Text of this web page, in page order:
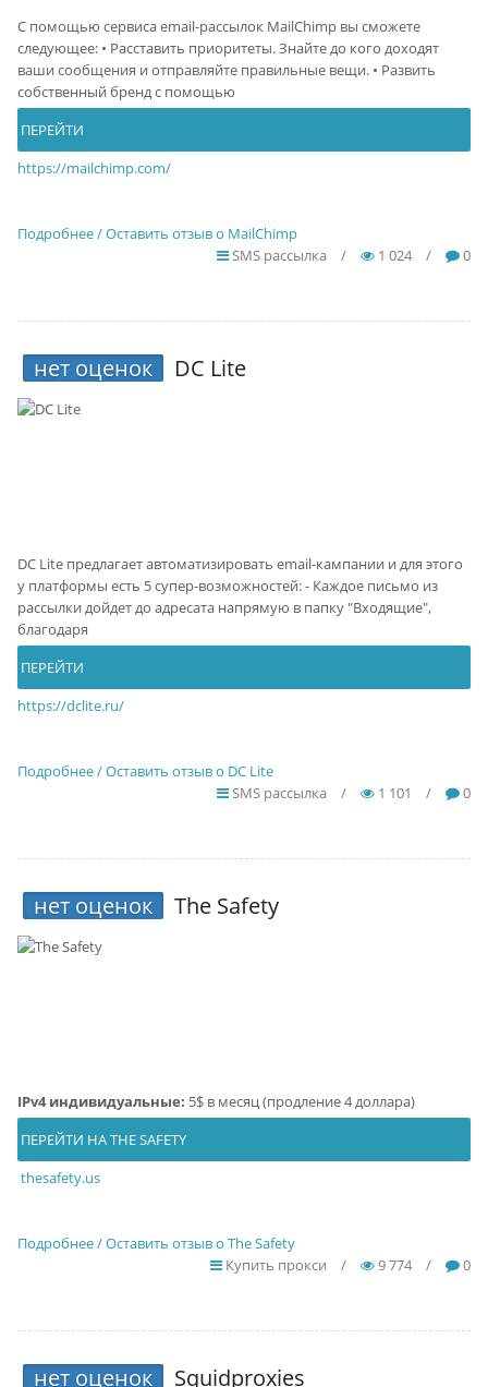
С помощью сервиса email-рассылок MailChimp вы сможете
следующее: • Расставить приоритеты. Знайте до кого доходят
ваши сообщения и отправляйте правильные вещи. • Развить
собственный бренд с помощью
ПЕРЕЙТИ
https://mailchimp.com/
Подробнее / Оставить отзыв о MailChimp
SMS рассылка
/ 1 024 / 0
нет оценок DC Lite
DC Lite предлагает автоматизировать email-кампании и для этого
у платформы есть 5 супер-возможностей: - Каждое письмо из
рассылки дойдет до адресата напрямую в папку "Входящие",
благодаря
ПЕРЕЙТИ
https://dclite.ru/
Подробнее / Оставить отзыв о DC Lite
SMS рассылка
/ 1 101 / 0
нет оценок The Safety
IPv4 индивидуальные: 5$ в месяц (продление 4 доллара)
ПЕРЕЙТИ НА THE SAFETY
thesafety.us
Подробнее / Оставить отзыв о The Safety
Купить прокси
/ 9 774 / 0
нет оценок Squidproxies